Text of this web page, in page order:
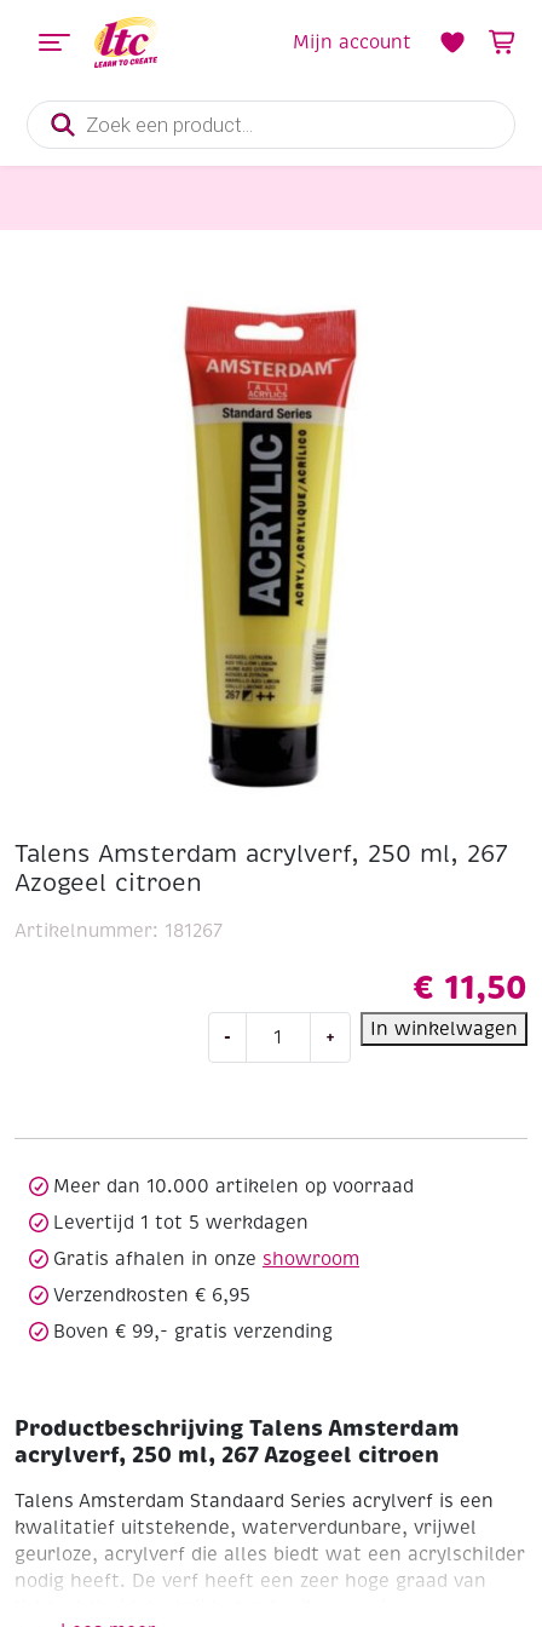
Producten
zoeken
Mijn account
Talens Amsterdam acrylverf, 250 ml, 267
Azogeel citroen
€ 11,50
-
Amsterdam
Azogeel
+ In winkelwagen
Artikelnummer: 181267
Meer dan 10.000 artikelen op voorraad
Levertijd 1 tot 5 werkdagen
Gratis afhalen in onze showroom
Verzendkosten € 6,95
Boven € 99,- gratis verzending
Productbeschrijving Talens Amsterdam
acrylverf, 250 ml, 267 Azogeel citroen
Talens Amsterdam Standaard Series acrylverf is een
kwalitatief uitstekende, waterverdunbare, vrijwel
geurloze, acrylverf die alles biedt wat een acrylschilder
nodig heeft. De verf heeft een zeer hoge graad van